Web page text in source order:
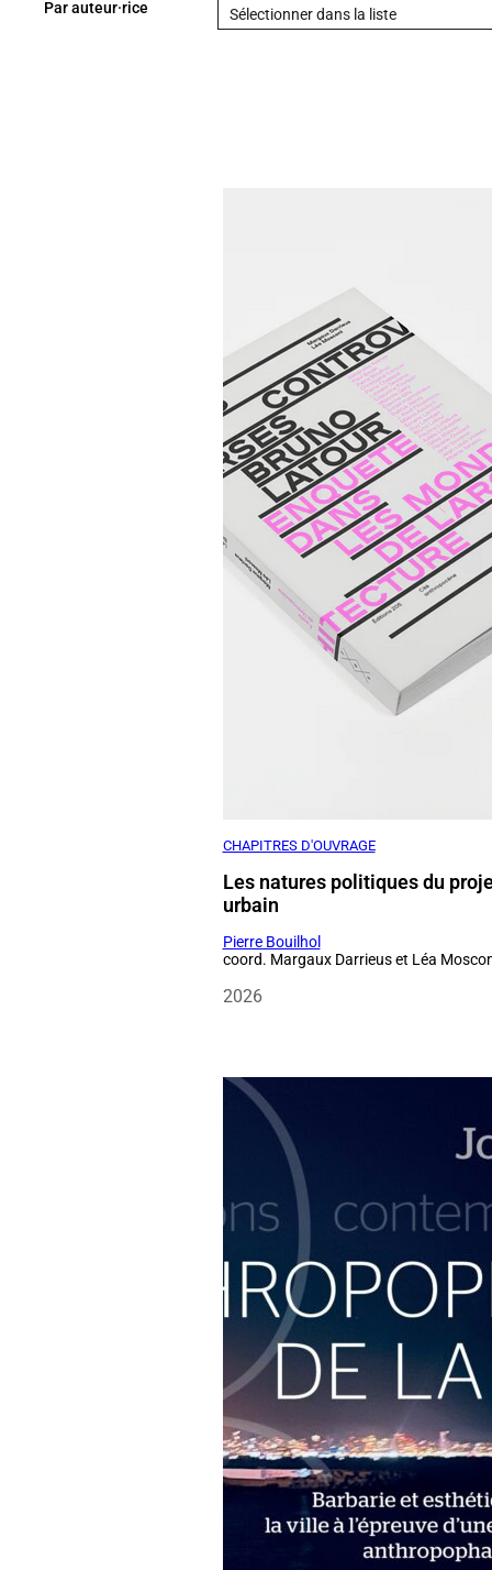
Les natures politiques du
urbain
Pierre Bouilhol
coord. Margaux Darrieus et Léa
2026